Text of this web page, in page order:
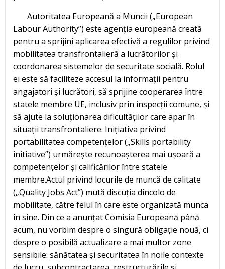
Autoritatea Europeană a Muncii („European
Labour Authority”) este agenția europeană creată
pentru a sprijini aplicarea efectivă a regulilor privind
mobilitatea transfrontalieră a lucrătorilor și
coordonarea sistemelor de securitate socială. Rolul
ei este să faciliteze accesul la informații pentru
angajatori și lucrători, să sprijine cooperarea între
statele membre UE, inclusiv prin inspecții comune, și
să ajute la soluționarea dificultăților care apar în
situații transfrontaliere. Inițiativa privind
portabilitatea competențelor („Skills portability
initiative”) urmărește recunoașterea mai ușoară a
competențelor și calificărilor între statele
membre.Actul privind locurile de muncă de calitate
(„Quality Jobs Act”) mută discuția dincolo de
mobilitate, către felul în care este organizată munca
în sine. Din ce a anunțat Comisia Europeană până
acum, nu vorbim despre o singură obligație nouă, ci
despre o posibilă actualizare a mai multor zone
sensibile: sănătatea și securitatea în noile contexte